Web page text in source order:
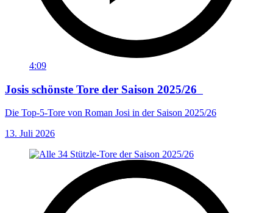
4:09
Josis schönste Tore der Saison 2025/26
Die Top-5-Tore von Roman Josi in der Saison 2025/26
13. Juli 2026